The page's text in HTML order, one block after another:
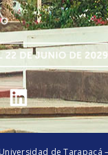
Universidad de Tarapacá